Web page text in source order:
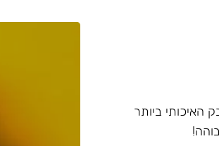
ביותר